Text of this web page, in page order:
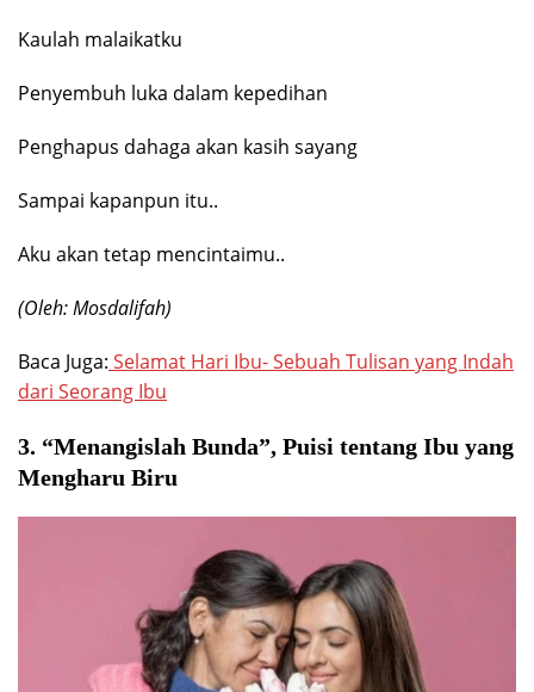
Kaulah malaikatku
Penyembuh luka dalam kepedihan
Penghapus dahaga akan kasih sayang
Sampai kapanpun itu..
Aku akan tetap mencintaimu..
(Oleh: Mosdalifah)
Baca Juga: Selamat Hari Ibu- Sebuah Tulisan yang Indah
dari Seorang Ibu
3. “Menangislah Bunda”, Puisi tentang Ibu yang
Mengharu Biru